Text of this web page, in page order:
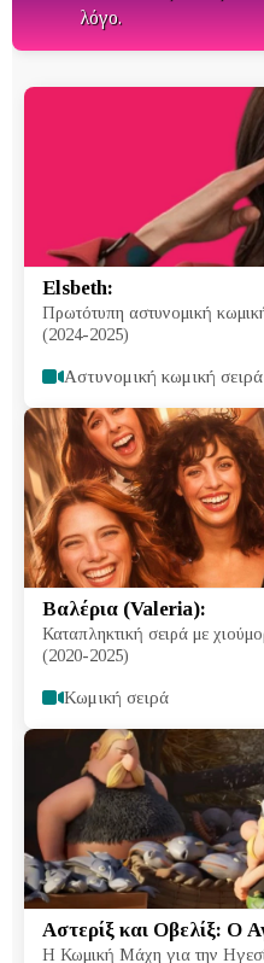
λόγο.
Elsbeth:
Πρωτότυπη αστυνομική
(2024-2025)
Aστυνομική κωμική σειρά
Βαλέρια (Valeria):
Καταπληκτική σειρά με
(2020-2025)
Κωμική σειρά
Αστερίξ και Οβελίξ: Ο
(2025):
Η Κωμική Μάχη για την